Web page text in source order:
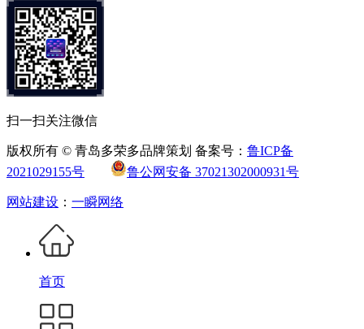
扫一扫关注微信
版权所有 © 青岛多荣多品牌策划 备案号： 鲁ICP备
2021029155号
鲁公网安备 37021302000931号
网站建设 ： 一瞬网络
首页